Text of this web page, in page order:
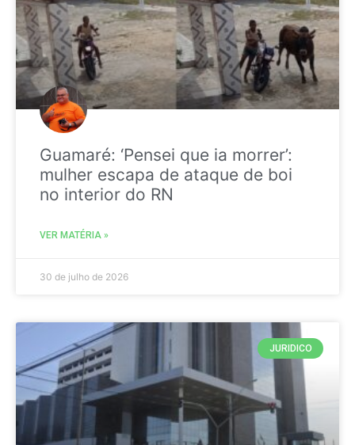
Guamaré: ‘Pensei que ia morrer’:
mulher escapa de ataque de boi
no interior do RN
VER MATÉRIA »
30 de julho de 2026
JURIDICO